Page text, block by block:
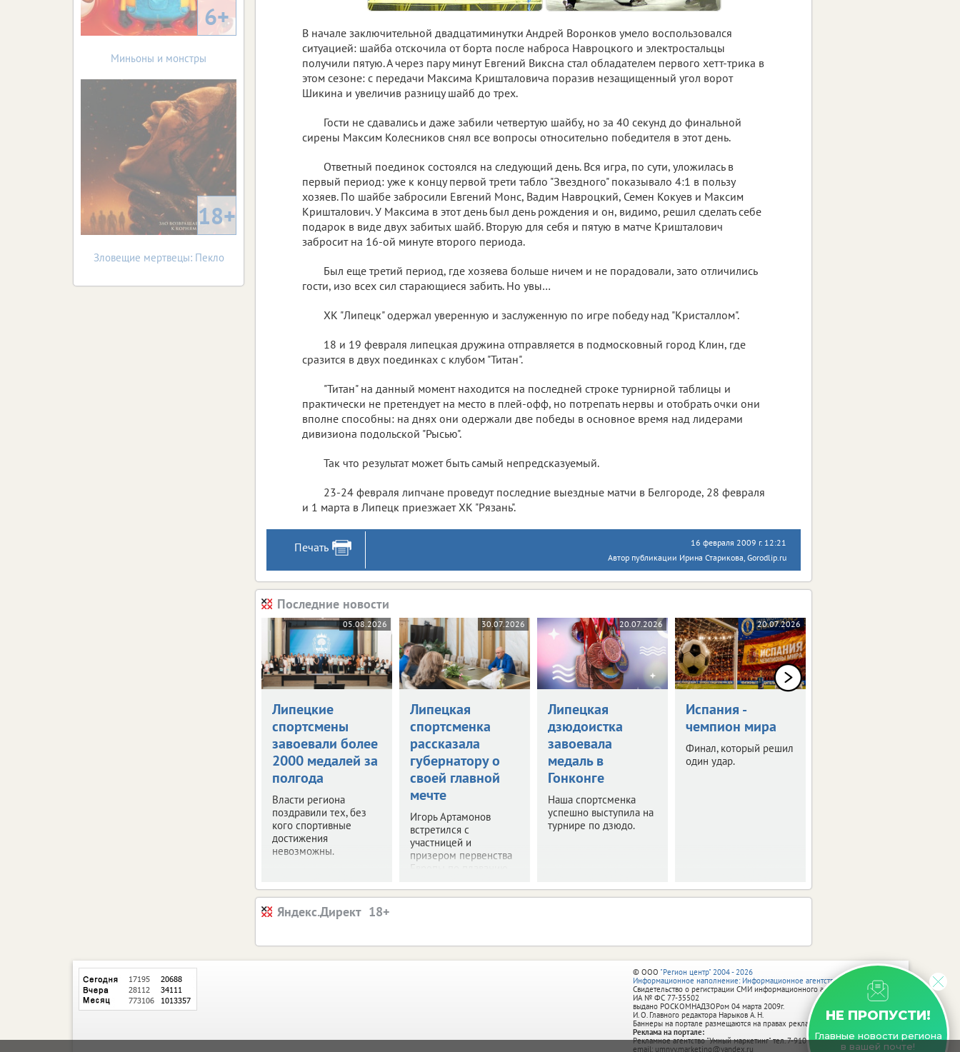
В начале заключительной двадцатиминутки Андрей Воронков умело воспользовался
ситуацией: шайба отскочила от борта после наброса Навроцкого и электростальцы
получили пятую. А через пару минут Евгений Виксна стал обладателем первого хетт-трика в
этом сезоне: с передачи Максима Кришталовича поразив незащищенный угол ворот
Шикина и увеличив разницу шайб до трех.
Гости не сдавались и даже забили четвертую шайбу, но за 40 секунд до финальной
сирены Максим Колесников снял все вопросы относительно победителя в этот день.
Ответный поединок состоялся на следующий день. Вся игра, по сути, уложилась в
первый период: уже к концу первой трети табло "Звездного" показывало 4:1 в пользу
хозяев. По шайбе забросили Евгений Монс, Вадим Навроцкий, Семен Кокуев и Максим
Кришталович. У Максима в этот день был день рождения и он, видимо, решил сделать себе
подарок в виде двух забитых шайб. Вторую для себя и пятую в матче Кришталович
забросит на 16-ой минуте второго периода.
Был еще третий период, где хозяева больше ничем и не порадовали, зато отличились
гости, изо всех сил старающиеся забить. Но увы…
ХК "Липецк" одержал уверенную и заслуженную по игре победу над "Кристаллом".
18 и 19 февраля липецкая дружина отправляется в подмосковный город Клин, где
сразится в двух поединках с клубом "Титан".
"Титан" на данный момент находится на последней строке турнирной таблицы и
практически не претендует на место в плей-офф, но потрепать нервы и отобрать очки они
вполне способны: на днях они одержали две победы в основное время над лидерами
дивизиона подольской "Рысью".
Так что результат может быть самый непредсказуемый.
23-24 февраля липчане проведут последние выездные матчи в Белгороде, 28 февраля
и 1 марта в Липецк приезжает ХК "Рязань".
Печать
16 февраля 2009 г. 12:21
Автор публикации Ирина Старикова, Gorodlip.ru
Последние новости
05.08.2026
Липецкие
спортсмены
завоевали более
2000 медалей за
полгода
Власти региона
поздравили тех, без
кого спортивные
достижения
невозможны.
30.07.2026
Липецкая
спортсменка
рассказала
губернатору о
своей главной
мечте
Игорь Артамонов
встретился с
участницей и
призером первенства
Европы по плаванию.
20.07.2026
Липецкая
дзюдоистка
завоевала
медаль в
Гонконге
Наша спортсменка
успешно выступила на
турнире по дзюдо.
20.07.2026
Испания -
чемпион мира
Финал, который решил
один удар.
Яндекс.Директ
6+
Миньоны и монстры
18+
Зловещие мертвецы: Пекло
НЕ ПРОПУСТИ!
Главные новости региона
в вашей почте!
© ООО "Регион центр" 2004 - 2026
Информационное наполнение: Информационное агентство vRossii.ru
Свидетельство о регистрации СМИ информационного агентства vRossii.ru
ИА № ФС 77‑35502
выдано РОСКОМНАДЗОРом 04 марта 2009г.
И. О. Главного редактора Нарыков А. Н.
Баннеры на портале размещаются на правах рекламы.
Реклама на портале:
Рекламное агентство "Умный маркетинг" тел. 7-910-267-70-40,
email: umnyy.marketing@yandex.ru